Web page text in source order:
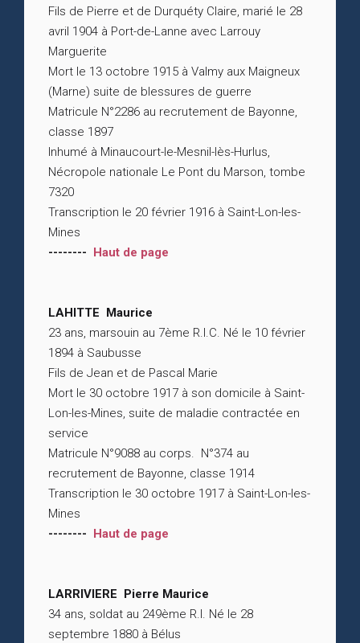
Fils de Pierre et de Durquéty Claire, marié le 28
avril 1904 à Port-de-Lanne avec Larrouy
Marguerite
Mort le 13 octobre 1915 à Valmy aux Maigneux
(Marne) suite de blessures de guerre
Matricule N°2286 au recrutement de Bayonne,
classe 1897
Inhumé à Minaucourt-le-Mesnil-lès-Hurlus,
Nécropole nationale Le Pont du Marson, tombe
7320
Transcription le 20 février 1916 à Saint-Lon-les-
Mines
-------- Haut de page
LAHITTE Maurice
23 ans, marsouin au 7ème R.I.C. Né le 10 février
1894 à Saubusse
Fils de Jean et de Pascal Marie
Mort le 30 octobre 1917 à son domicile à Saint-
Lon-les-Mines, suite de maladie contractée en
service
Matricule N°9088 au corps. N°374 au
recrutement de Bayonne, classe 1914
Transcription le 30 octobre 1917 à Saint-Lon-les-
Mines
-------- Haut de page
LARRIVIERE Pierre Maurice
34 ans, soldat au 249ème R.I. Né le 28
septembre 1880 à Bélus